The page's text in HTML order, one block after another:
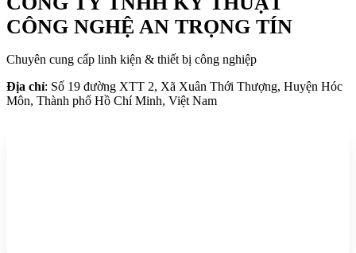
CÔNG NGHỆ AN TRỌNG TÍN
Chuyên cung cấp linh kiện & thiết bị công nghiệp
Địa chỉ: Số 19 đường XTT 2, Xã Xuân Thới Thượng, Huyện Hóc
Môn, Thành phố Hồ Chí Minh, Việt Nam